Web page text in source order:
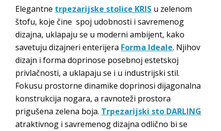
Elegantne trpezarijske stolice KRIS u zelenom
štofu, koje čine spoj udobnosti i savremenog
dizajna, uklapaju se u moderni ambijent, kako
savetuju dizajneri enterijera Forma Ideale. Njihov
dizajn i forma doprinose posebnoj estetskoj
privlačnosti, a uklapaju se i u industrijski stil.
Fokusu prostorne dinamike doprinosi dijagonalna
konstrukcija nogara, a ravnoteži prostora
prigušena zelena boja. Trpezarijski sto DARLING
atraktivnog i savremenog dizajna odlično bi se